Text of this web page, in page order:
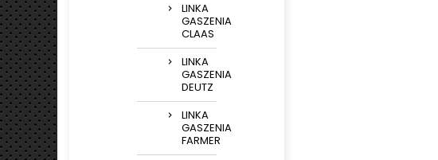
LINKA
GASZENIA
CLAAS
LINKA
GASZENIA
DEUTZ
LINKA
GASZENIA
FARMER